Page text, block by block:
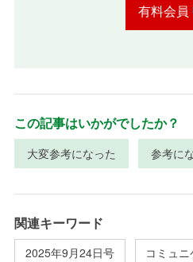
有料会員
この記事はいかがでしたか？
大変参考になった 参考に
関連キーワード
2025年9月24日号 コミュ